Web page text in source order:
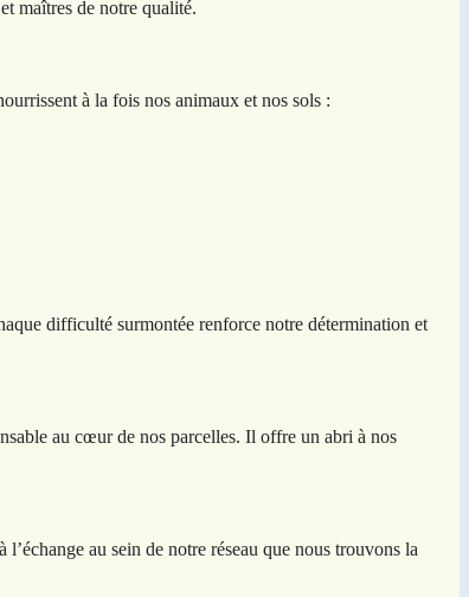
maîtres de notre qualité.
à la fois nos animaux et nos sols :
difficulté surmontée renforce notre détermination et
au cœur de nos parcelles. Il offre un abri à nos
au sein de notre réseau que nous trouvons la